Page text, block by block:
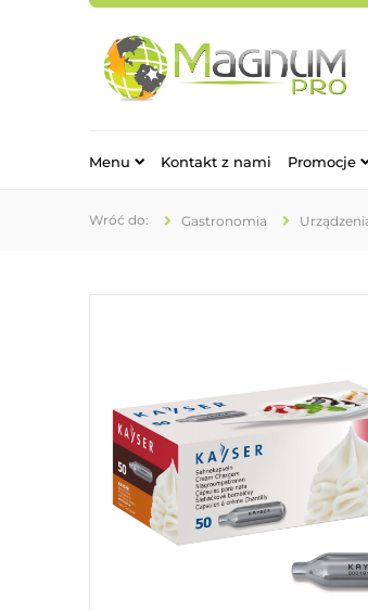
Menu Kontakt z nami Promocje
Gastronomia